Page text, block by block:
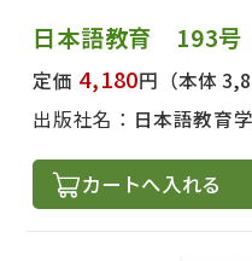
日本語教育 193号
定価 4,180円 （本体
出版社名： 日本語教育
カートへ入れる